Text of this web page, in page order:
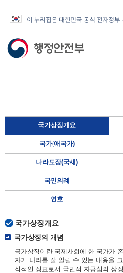
이 누리집은 대한민국 공식 전자정부
국가상징개요
국가(애국가)
나라도장(국새)
국민의례
연호
국가상징개요
국가상징의 개념
국가상징이란 국제사회에 한 국가가
자기 나라를 잘 알릴 수 있는 내용을
식적인 징표로서 국민적 자긍심의 상